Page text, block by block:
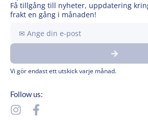
Få tillgång till nyheter, uppdatering
frakt en gång i månaden!
din
e-
Submit
Vi gör endast ett utskick varje månad.
Follow us:
I F